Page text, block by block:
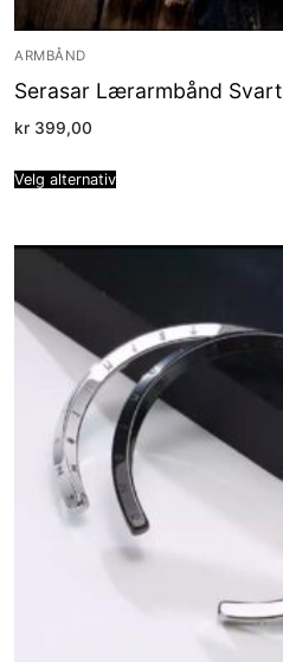
ARMBÅND
Serasar Lærarmbånd Svart
kr 399,00
Velg alternativ